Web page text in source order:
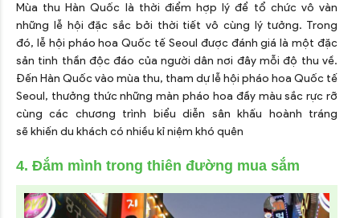
Mùa thu Hàn Quốc là thời điểm hợp lý để tổ chức vô vàn
những lễ hội đặc sắc bởi thời tiết vô cùng lý tưởng. Trong
đó, lễ hội pháo hoa Quốc tế Seoul được đánh giá là một đặc
sản tinh thần độc đáo của người dân nơi đây mỗi độ thu về.
Đến Hàn Quốc vào mùa thu, tham dự lễ hội pháo hoa Quốc tế
Seoul, thưởng thức những màn pháo hoa đầy màu sắc rực rỡ
cùng các chương trình biểu diễn sân khấu hoành tráng
sẽ khiến du khách có nhiều kỉ niệm khó quên
4. Đắm mình trong thiên đường mua sắm